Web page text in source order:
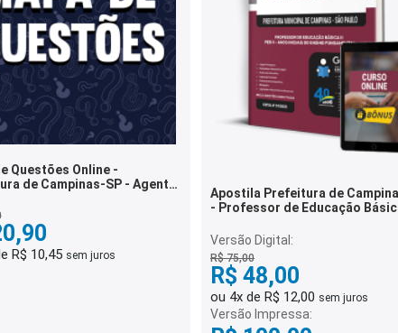
Questões Online -
de Campinas-SP - Agente
R$ 10,45 sem juros
Apostila Prefeitura de
- Professor de Educação
Fundamental
Versão Digital:
R$ 75,00
R$ 48,00
ou 4x de R$ 12,00 sem juros
Versão Impressa: